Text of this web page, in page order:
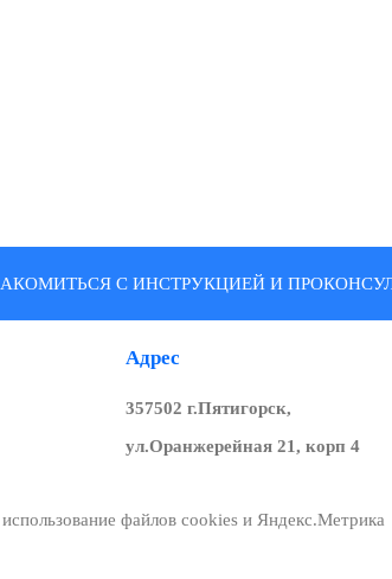
С ИНСТРУКЦИЕЙ И
Адрес
357502 г.Пятигорск,
ул.Оранжерейная 21, корп 4
использование файлов cookies и Яндекс.Метрика